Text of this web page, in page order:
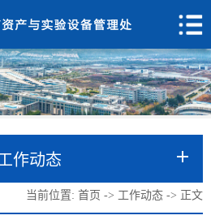
作动态
当前位置: 首页 -> 工作动态 -> 正文